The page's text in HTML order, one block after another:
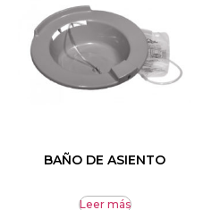
BAÑO DE ASIENTO
Leer más